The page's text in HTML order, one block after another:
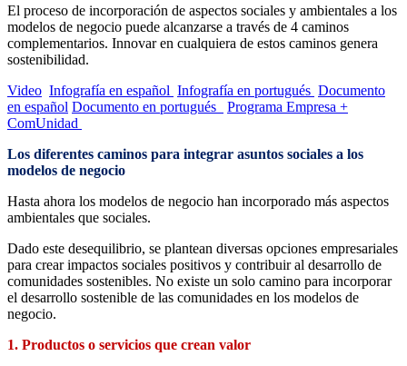
El proceso de incorporación de aspectos sociales y ambientales a los
modelos de negocio puede alcanzarse a través de 4 caminos
complementarios. Innovar en cualquiera de estos caminos genera
sostenibilidad.
Video Infografía en español Infografía en portugués Documento
en español Documento en portugués
Programa Empresa +
ComUnidad
Los diferentes caminos para integrar asuntos sociales a los
modelos de negocio
Hasta ahora los modelos de negocio han incorporado más aspectos
ambientales que sociales.
Dado este desequilibrio, se plantean diversas opciones empresariales
para crear impactos sociales positivos y contribuir al desarrollo de
comunidades sostenibles. No existe un solo camino para incorporar
el desarrollo sostenible de las comunidades en los modelos de
negocio.
1. Productos o servicios que crean valor